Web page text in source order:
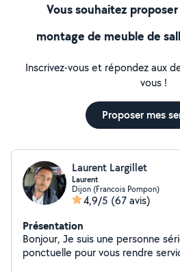
Vous souhaitez
montage de meuble de
Inscrivez-vous et répondez aux
vous !
Proposer mes
Laurent Largillet
Laurent
Dijon (Francois Pompon)
4,9/5 (67 avis)
Présentation
Bonjour, Je suis une personne sérieuse,disponible et
ponctuelle pour vous rendre